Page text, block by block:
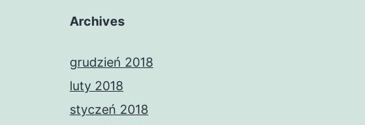
Archives
grudzień 2018
luty 2018
styczeń 2018